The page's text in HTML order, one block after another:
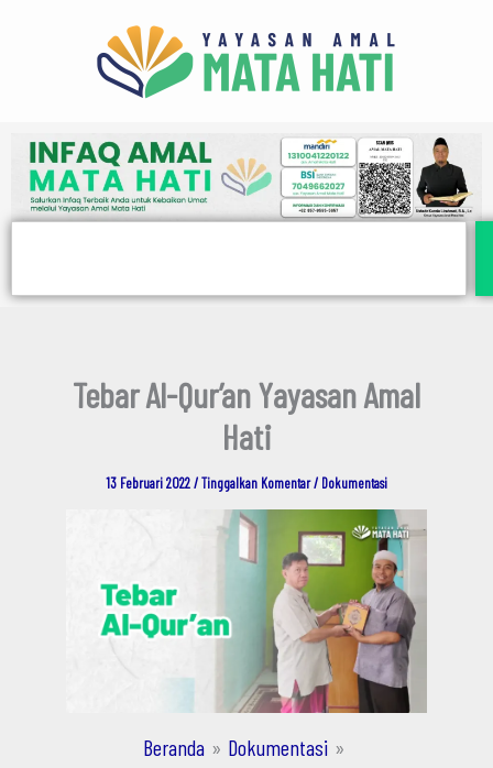
Tebar Al-Qur’an Yayasan Amal
Hati
13 Februari 2022/Tinggalkan Komentar/ Dokumentasi
Beranda
Dokumentasi